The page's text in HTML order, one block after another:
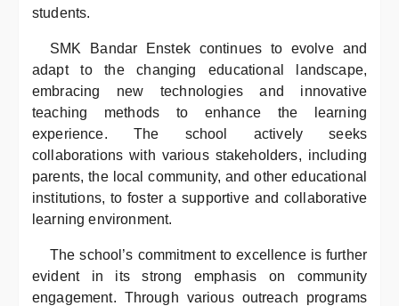
students.
SMK Bandar Enstek continues to evolve and
adapt to the changing educational landscape,
embracing new technologies and innovative
teaching methods to enhance the learning
experience. The school actively seeks
collaborations with various stakeholders, including
parents, the local community, and other educational
institutions, to foster a supportive and collaborative
learning environment.
The school’s commitment to excellence is further
evident in its strong emphasis on community
engagement. Through various outreach programs